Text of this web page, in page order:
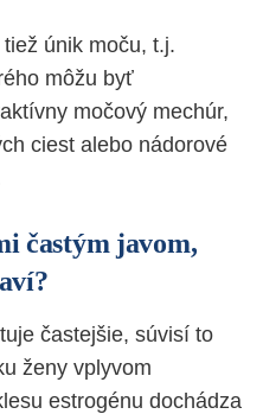
únik moču, t.j.
môžu byť
močový mechúr,
ciest alebo nádorové
častým javom,
častejšie, súvisí to
ženy vplyvom
estrogénu dochádza